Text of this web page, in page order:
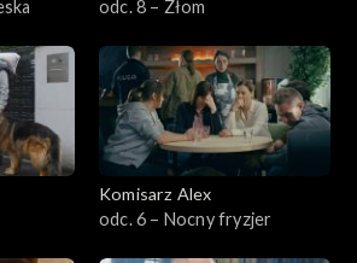
odc. 8 – Złom
Komisarz Alex
odc. 6 – Nocny fryzjer